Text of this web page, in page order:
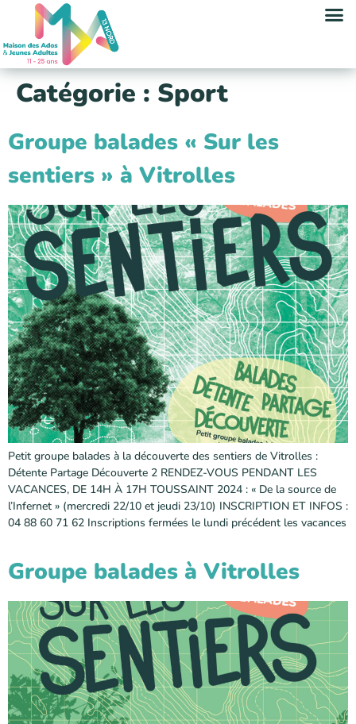
principal
Catégorie : Sport
Groupe balades « Sur les
sentiers » à Vitrolles
Petit groupe balades à la découverte des sentiers de Vitrolles :
Détente Partage Découverte 2 RENDEZ-VOUS PENDANT LES
VACANCES, DE 14H À 17H TOUSSAINT 2024 : « De la source de
l’Infernet » (mercredi 22/10 et jeudi 23/10) INSCRIPTION ET INFOS :
04 88 60 71 62 Inscriptions fermées le lundi précédent les vacances
Groupe balades à Vitrolles